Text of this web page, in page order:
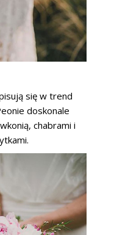
się w trend
doskonale
chabrami i